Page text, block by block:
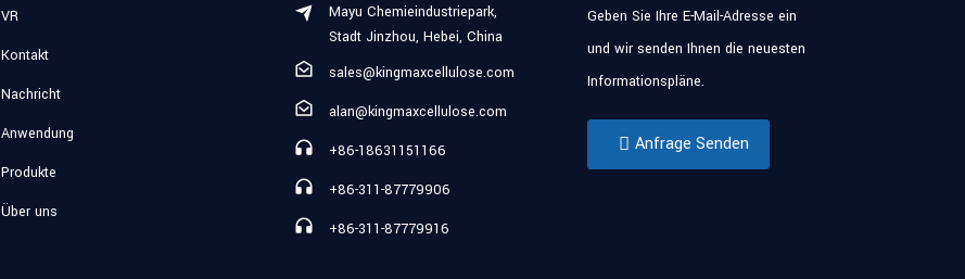
VR
Kontakt
Nachricht
Anwendung
Produkte
Über uns
Mayu Chemieindustriepark,
Stadt Jinzhou, Hebei, China
sales@kingmaxcellulose.com
alan@kingmaxcellulose.com
+86-18631151166
+86-311-87779906
+86-311-87779916
Geben Sie Ihre E-Mail-Adresse ein
und wir senden Ihnen die neuesten
Informationspläne.
Anfrage Senden